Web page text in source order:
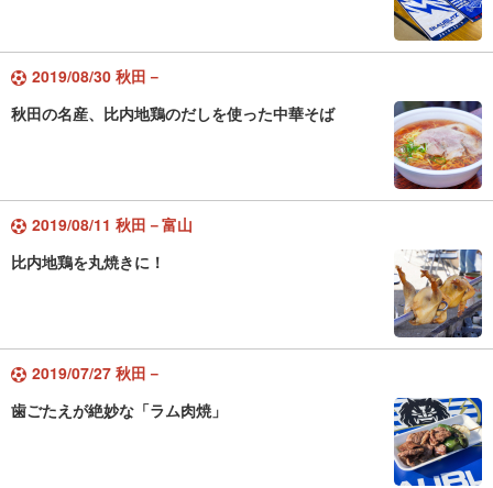
2019/08/30 秋田－
秋田の名産、比内地鶏のだしを使った中華そば
2019/08/11 秋田－富山
比内地鶏を丸焼きに！
2019/07/27 秋田－
歯ごたえが絶妙な「ラム肉焼」